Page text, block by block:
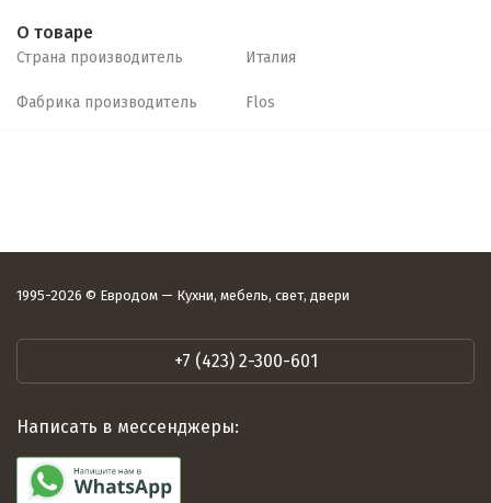
О товаре
Страна производитель Италия
Фабрика производитель Flos
1995-2026 © Евродом — Кухни, мебель, свет, двери
+7 (423) 2-300-601
Написать в мессенджеры: